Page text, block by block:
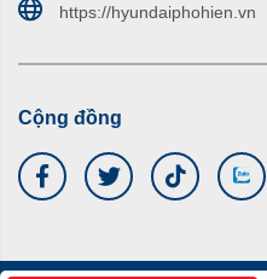
https://hyundaiphohien.vn
Cộng đồng